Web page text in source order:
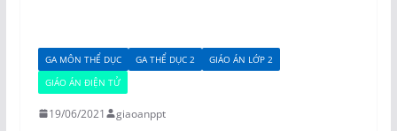
GA MÔN THỂ DỤC GA THỂ DỤC 2
GIÁO ÁN LỚP 2
GIÁO ÁN ĐIỆN TỬ
19/06/2021 giaoanppt